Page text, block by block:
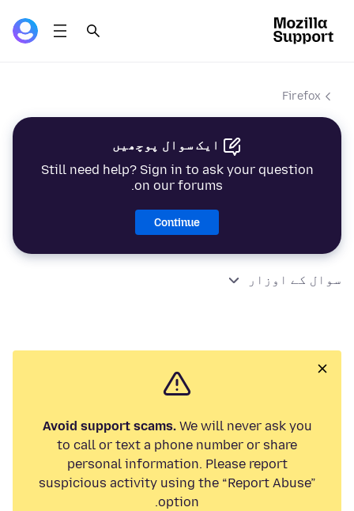
Firefox
ایک سوال پوچھیں
Still need help? Sign in to ask your question
on our forums.
Continue
سوال کے اوزار
Avoid support scams.We will never ask you
to call or text a phone number or share
personal information. Please report
suspicious activity using the “Report Abuse”
option.